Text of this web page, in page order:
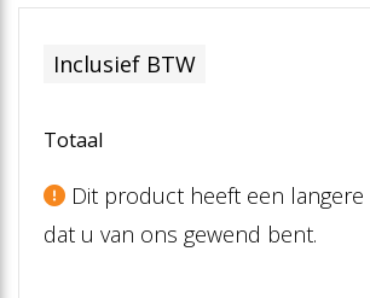
Inclusief BTW
Totaal
Dit product heeft een langere
dat u van ons gewend bent.